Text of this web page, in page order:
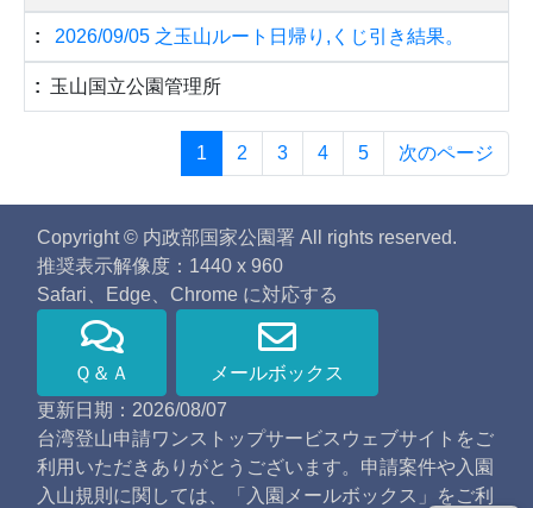
2026/09/05 之玉山ルート日帰り,くじ引き結果。
玉山国立公園管理所
1 2 3 4 5 次のページ
Copyright © 内政部国家公園署 All rights reserved.
推奨表示解像度：1440 x 960
Safari、Edge、Chrome に対応する
Ｑ＆Ａ
メールボックス
更新日期：2026/08/07
台湾登山申請ワンストップサービスウェブサイトをご
利用いただきありがとうございます。申請案件や入園
入山規則に関しては、「入園メールボックス」をご利